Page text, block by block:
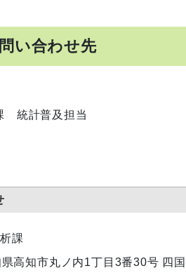
い合わせ先
統計普及担当
課
高知市丸ノ内1丁目3番30号 四